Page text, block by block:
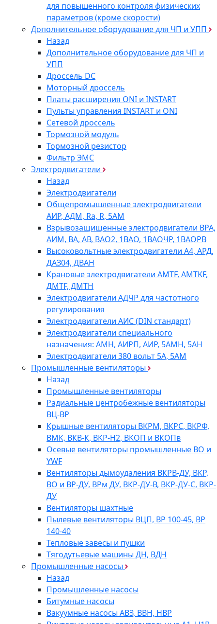
для повышенного контроля физических
параметров (кроме скорости)
Дополнительное оборудование для ЧП и УПП
Назад
Дополнительное оборудование для ЧП и
УПП
Дроссель DC
Моторный дроссель
Платы расширения ONI и INSTART
Пульты управления INSTART и ONI
Сетевой дроссель
Тормозной модуль
Тормозной резистор
Фильтр ЭМС
Электродвигатели
Назад
Электродвигатели
Общепромышленные электродвигатели
АИР, АДМ, Ra, R, 5AM
Взрывозащищенные электродвигатели ВРА,
АИМ, ВА, АВ, ВАO2, 1ВАО, 1ВАОЧР, 1ВАОРВ
Высоковольтные электродвигатели A4, АРД,
ДАЗ04, ДВАН
Крановые электродвигатели AMTF, AMTKF,
ДMTF, ДМТН
Электродвигатели АДЧР для частотного
регулирования
Электродвигатели АИС (DIN стандарт)
Электродвигатели специального
назначения: АМН, АИРП, АИР, 5АМН, 5АН
Электродвигатели 380 вольт 5А, 5АМ
Промышленные вентиляторы
Назад
Промышленные вентиляторы
Радиальные центробежные вентиляторы
ВЦ-ВР
Крышные вентиляторы ВКРМ, ВКРС, ВКРФ,
ВМК, ВКВ-К, ВКР-Н2, ВКОП и ВКОПв
Осевые вентиляторы промышленные ВО и
YWF
Вентиляторы дымоудаления ВКРВ-ДУ, ВКР,
ВО и ВР-ДУ, ВРм ДУ, ВКР-ДУ-В, ВКР-ДУ-С, ВКР-
ДУ
Вентиляторы шахтные
Пылевые вентиляторы ВЦП, ВР 100-45, ВР
140-40
Тепловые завесы и пушки
Тягодутьевые машины ДН, ВДН
Промышленные насосы
Назад
Промышленные насосы
Битумные насосы
Вакуумные насосы АВЗ, ВВН, НВР